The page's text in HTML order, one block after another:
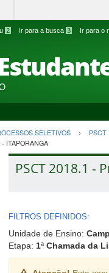
2 Ir para a busca 3 Ir para o
SELETIVOS PSCT
ITAPORANGA
PSCT 2018.1 -
FILTROS DEFINIDOS:
Unidade de Ensino:
Etapa: 1ª Chamada da